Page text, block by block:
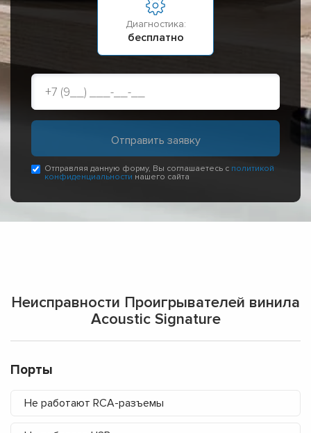
Диагностика:
бесплатно
Отправляя данную форму, Вы соглашаетесь с политикой
конфиденциальности нашего сайта
Неисправности Проигрывателей винила
Acoustic Signature
Порты
Не работают RCA-разъемы